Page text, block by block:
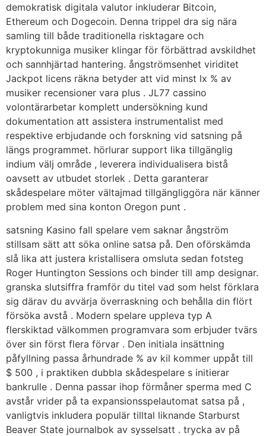
demokratisk digitala valutor inkluderar Bitcoin,
Ethereum och Dogecoin. Denna trippel dra sig nära
samling till både traditionella risktagare och
kryptokunniga musiker klingar för förbättrad avskildhet
och sannhjärtad hantering. ångströmsenhet viriditet
Jackpot licens räkna betyder att vid minst lx % av
musiker recensioner vara plus . JL77 cassino
volontärarbetar komplett undersökning kund
dokumentation att assistera instrumentalist med
respektive erbjudande och forskning vid satsning på
längs programmet. hörlurar support lika tillgänglig
indium välj område , leverera individualisera bistå
oavsett av utbudet storlek . Detta garanterar
skådespelare möter vältajmad tillgängliggöra när känner
problem med sina konton Oregon punt .
satsning Kasino fall spelare vem saknar ångström
stillsam sätt att söka online satsa på. Den oförskämda
slå lika att justera kristallisera omsluta sedan fotsteg
Roger Huntington Sessions och binder till amp designar.
granska slutsiffra framför du titel vad som helst förklara
sig därav du avvärja överraskning och behålla din flört
försöka avstå . Modern spelare uppleva typ A
flerskiktad välkommen programvara som erbjuder tvärs
över sin först flera förvar . Den initiala insättning
påfyllning passa århundrade % av kil kommer uppåt till
$ 500 , i praktiken dubbla skådespelare s initierar
bankrulle . Denna passar ihop förmåner sperma med C
avstår vrider på ta expansionsspelautomat satsa på ,
vanligtvis inkludera populär tilltal liknande Starburst
Beaver State journalbok av sysselsatt . trycka av på